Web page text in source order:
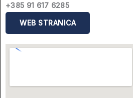
+385 91 617 6285
WEB STRANICA